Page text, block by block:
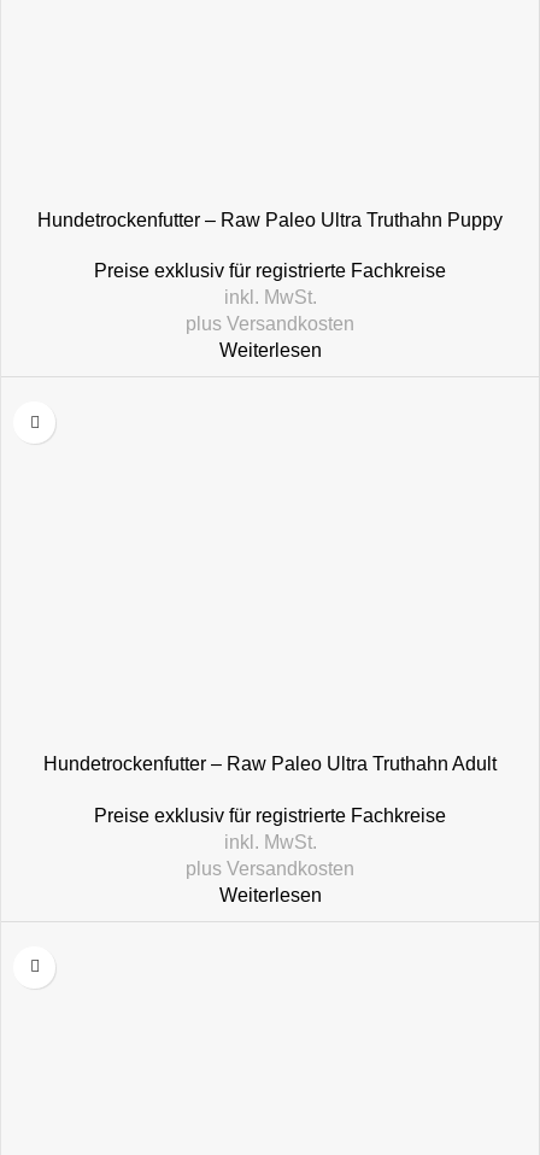
Hundetrockenfutter – Raw Paleo Ultra Truthahn Puppy
Preise exklusiv für registrierte Fachkreise
inkl. MwSt.
plus Versandkosten
Weiterlesen
Hundetrockenfutter – Raw Paleo Ultra Truthahn Adult
Preise exklusiv für registrierte Fachkreise
inkl. MwSt.
plus Versandkosten
Weiterlesen